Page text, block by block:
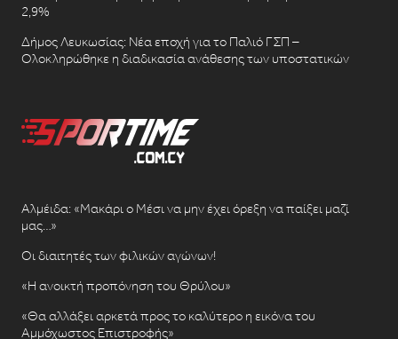
2,9%
Δήμος Λευκωσίας: Νέα εποχή για το Παλιό ΓΣΠ –
Ολοκληρώθηκε η διαδικασία ανάθεσης των υποστατικών
Αλμέιδα: «Μακάρι ο Μέσι να μην έχει όρεξη να παίξει μαζί
μας…»
Οι διαιτητές των φιλικών αγώνων!
«Η ανοικτή προπόνηση του Θρύλου»
«Θα αλλάξει αρκετά προς το καλύτερο η εικόνα του
Αμμόχωστος Επιστροφής»